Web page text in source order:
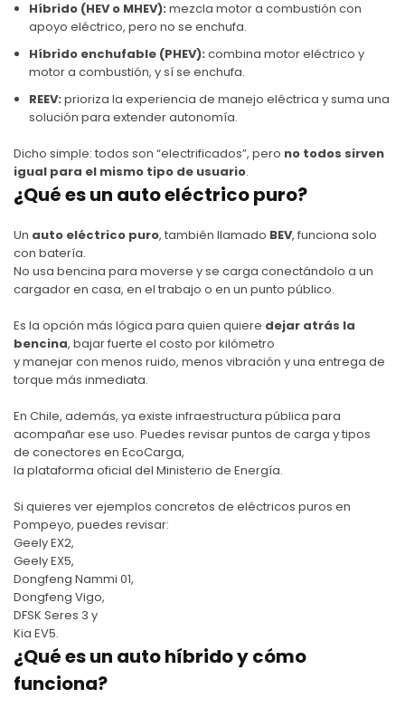
Híbrido (HEV o MHEV):mezcla motor a combustión con
apoyo eléctrico, pero no se enchufa.
Híbrido enchufable (PHEV):combina motor eléctrico y
motor a combustión, y sí se enchufa.
REEV:prioriza la experiencia de manejo eléctrica y suma una
solución para extender autonomía.
Dicho simple: todos son “electrificados”, pero no todos sirven
igual para el mismo tipo de usuario.
¿Qué es un auto eléctrico puro?
Un auto eléctrico puro, también llamado BEV, funciona solo
con batería.
No usa bencina para moverse y se carga conectándolo a un
cargador en casa, en el trabajo o en un punto público.
Es la opción más lógica para quien quiere dejar atrás la
bencina, bajar fuerte el costo por kilómetro
y manejar con menos ruido, menos vibración y una entrega de
torque más inmediata.
En Chile, además, ya existe infraestructura pública para
acompañar ese uso. Puedes revisar puntos de carga y tipos
de conectores en EcoCarga,
la plataforma oficial del Ministerio de Energía.
Si quieres ver ejemplos concretos de eléctricos puros en
Pompeyo, puedes revisar:
Geely EX2,
Geely EX5,
Dongfeng Nammi 01,
Dongfeng Vigo,
DFSK Seres 3 y
Kia EV5.
¿Qué es un auto híbrido y cómo
funciona?